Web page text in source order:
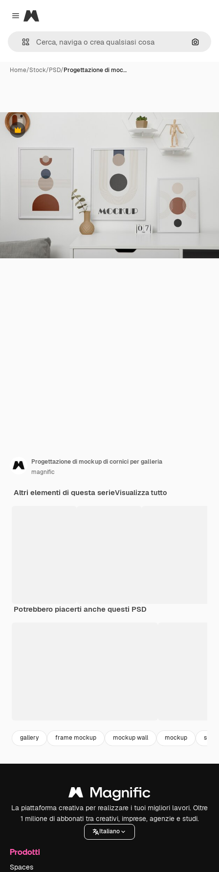
Close menu
Magnific
Cerca
Home/Stock/PSD/Progettazione di moc…
Premium
Progettazione di mockup di cornici per galleria
magnific
Altri elementi di questa serieVisualizza tutto
Potrebbero piacerti anche questi PSD
gallery frame mockup mockup wall mockup
La piattaforma creativa per realizzare i tuoi migliori lavori. Oltre
1 milione di abbonati tra creativi, imprese, agenzie e studi.
Italiano
Prodotti
Spaces